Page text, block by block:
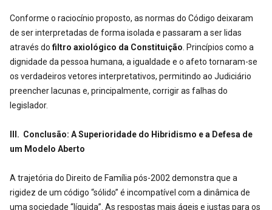
Conforme o raciocínio proposto, as normas do Código deixaram
de ser interpretadas de forma isolada e passaram a ser lidas
através do filtro axiológico da Constituição . Princípios como a
dignidade da pessoa humana, a igualdade e o afeto tornaram-se
os verdadeiros vetores interpretativos, permitindo ao Judiciário
preencher lacunas e, principalmente, corrigir as falhas do
legislador.
III. Conclusão: A Superioridade do Hibridismo e a Defesa de
um Modelo Aberto
A trajetória do Direito de Família pós-2002 demonstra que a
rigidez de um código “sólido” é incompatível com a dinâmica de
uma sociedade “líquida”. As respostas mais ágeis e justas para os